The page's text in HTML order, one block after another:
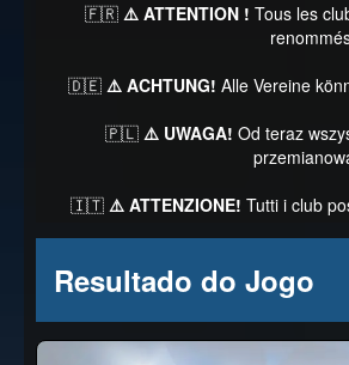
🇫🇷 ⚠️ ATTENTION ! Tous les
🇩🇪 ⚠️ ACHTUNG! Alle Vereine
🇵🇱 ⚠️ UWAGA! Od teraz
🇮🇹 ⚠️ ATTENZIONE! Tutti i club
Resultado do Jogo